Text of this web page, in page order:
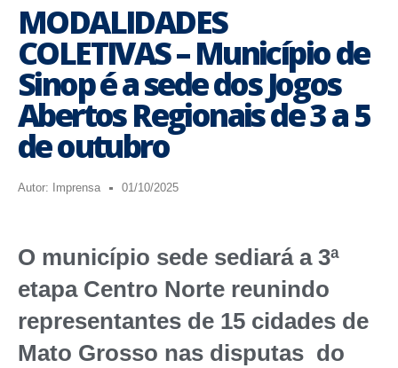
MODALIDADES
COLETIVAS – Município de
Sinop é a sede dos Jogos
Abertos Regionais de 3 a 5
de outubro
Autor: Imprensa 01/10/2025
O município sede sediará a 3ª
etapa Centro Norte reunindo
representantes de 15 cidades de
Mato Grosso nas disputas do